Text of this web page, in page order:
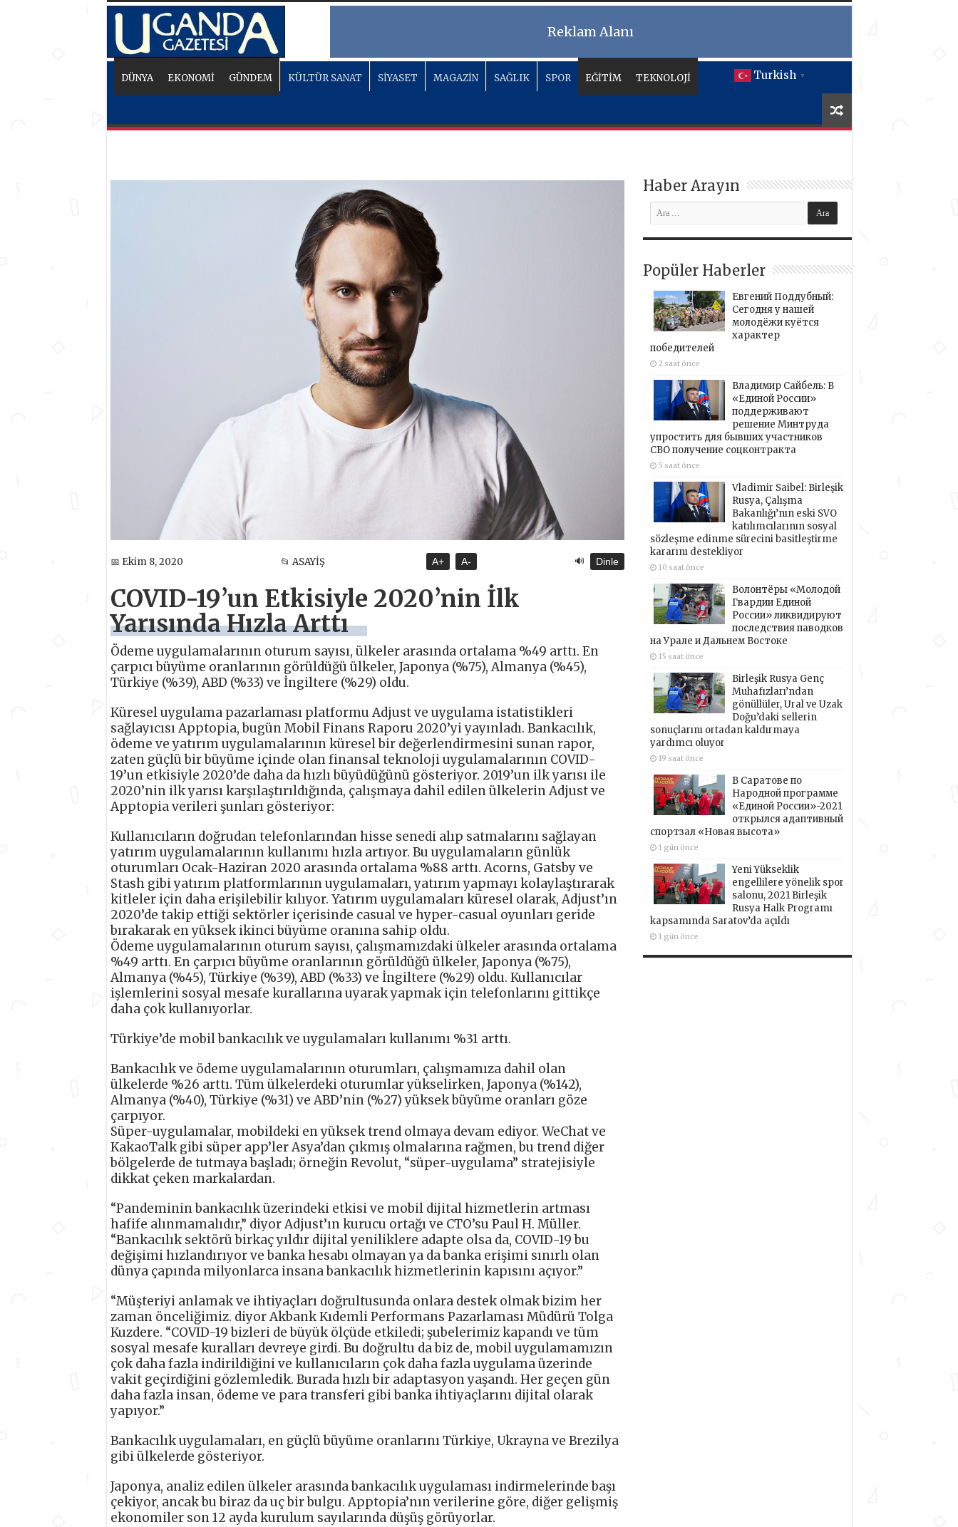
Reklam Alanı
Turkish ▼
DÜNYA EKONOMİ GÜNDEM KÜLTÜR SANAT SİYASET MAGAZİN SAĞLIK SPOR EĞİTİM TEKNOLOJİ
📅 Ekim 8, 2020 📂 ASAYİŞ A+ A- 🔊 Dinle
COVID-19’un Etkisiyle 2020’nin İlk
Yarısında Hızla Arttı
Ödeme uygulamalarının oturum sayısı, ülkeler arasında ortalama %49 arttı. En
çarpıcı büyüme oranlarının görüldüğü ülkeler, Japonya (%75), Almanya (%45),
Türkiye (%39), ABD (%33) ve İngiltere (%29) oldu.
Küresel uygulama pazarlaması platformu Adjust ve uygulama istatistikleri
sağlayıcısı Apptopia, bugün Mobil Finans Raporu 2020’yi yayınladı. Bankacılık,
ödeme ve yatırım uygulamalarının küresel bir değerlendirmesini sunan rapor,
zaten güçlü bir büyüme içinde olan finansal teknoloji uygulamalarının COVID-
19’un etkisiyle 2020’de daha da hızlı büyüdüğünü gösteriyor. 2019’un ilk yarısı ile
2020’nin ilk yarısı karşılaştırıldığında, çalışmaya dahil edilen ülkelerin Adjust ve
Apptopia verileri şunları gösteriyor:
Kullanıcıların doğrudan telefonlarından hisse senedi alıp satmalarını sağlayan
yatırım uygulamalarının kullanımı hızla artıyor. Bu uygulamaların günlük
oturumları Ocak-Haziran 2020 arasında ortalama %88 arttı. Acorns, Gatsby ve
Stash gibi yatırım platformlarının uygulamaları, yatırım yapmayı kolaylaştırarak
kitleler için daha erişilebilir kılıyor. Yatırım uygulamaları küresel olarak, Adjust’ın
2020’de takip ettiği sektörler içerisinde casual ve hyper-casual oyunları geride
bırakarak en yüksek ikinci büyüme oranına sahip oldu.
Ödeme uygulamalarının oturum sayısı, çalışmamızdaki ülkeler arasında ortalama
%49 arttı. En çarpıcı büyüme oranlarının görüldüğü ülkeler, Japonya (%75),
Almanya (%45), Türkiye (%39), ABD (%33) ve İngiltere (%29) oldu. Kullanıcılar
işlemlerini sosyal mesafe kurallarına uyarak yapmak için telefonlarını gittikçe
daha çok kullanıyorlar.
Türkiye’de mobil bankacılık ve uygulamaları kullanımı %31 arttı.
Bankacılık ve ödeme uygulamalarının oturumları, çalışmamıza dahil olan
ülkelerde %26 arttı. Tüm ülkelerdeki oturumlar yükselirken, Japonya (%142),
Almanya (%40), Türkiye (%31) ve ABD’nin (%27) yüksek büyüme oranları göze
çarpıyor.
Süper-uygulamalar, mobildeki en yüksek trend olmaya devam ediyor. WeChat ve
KakaoTalk gibi süper app’ler Asya’dan çıkmış olmalarına rağmen, bu trend diğer
bölgelerde de tutmaya başladı; örneğin Revolut, “süper-uygulama” stratejisiyle
dikkat çeken markalardan.
“Pandeminin bankacılık üzerindeki etkisi ve mobil dijital hizmetlerin artması
hafife alınmamalıdır,” diyor Adjust’ın kurucu ortağı ve CTO’su Paul H. Müller.
“Bankacılık sektörü birkaç yıldır dijital yeniliklere adapte olsa da, COVID-19 bu
değişimi hızlandırıyor ve banka hesabı olmayan ya da banka erişimi sınırlı olan
dünya çapında milyonlarca insana bankacılık hizmetlerinin kapısını açıyor.”
“Müşteriyi anlamak ve ihtiyaçları doğrultusunda onlara destek olmak bizim her
zaman önceliğimiz. diyor Akbank Kıdemli Performans Pazarlaması Müdürü Tolga
Kuzdere. “COVID-19 bizleri de büyük ölçüde etkiledi; şubelerimiz kapandı ve tüm
sosyal mesafe kuralları devreye girdi. Bu doğrultu da biz de, mobil uygulamamızın
çok daha fazla indirildiğini ve kullanıcıların çok daha fazla uygulama üzerinde
vakit geçirdiğini gözlemledik. Burada hızlı bir adaptasyon yaşandı. Her geçen gün
daha fazla insan, ödeme ve para transferi gibi banka ihtiyaçlarını dijital olarak
yapıyor.”
Bankacılık uygulamaları, en güçlü büyüme oranlarını Türkiye, Ukrayna ve Brezilya
gibi ülkelerde gösteriyor.
Japonya, analiz edilen ülkeler arasında bankacılık uygulaması indirmelerinde başı
çekiyor, ancak bu biraz da uç bir bulgu. Apptopia’nın verilerine göre, diğer gelişmiş
ekonomiler son 12 ayda kurulum sayılarında düşüş görüyorlar.
Haber Arayın
Popüler Haberler
Евгений Поддубный:
Сегодня у нашей
молодёжи куётся
характер
победителей
2 saat önce
Владимир Сайбель: В
«Единой России»
поддерживают
решение Минтруда
упростить для бывших участников
СВО получение соцконтракта
5 saat önce
Vladimir Saibel: Birleşik
Rusya, Çalışma
Bakanlığı’nın eski SVO
katılımcılarının sosyal
sözleşme edinme sürecini basitleştirme
kararını destekliyor
10 saat önce
Волонтёры «Молодой
Гвардии Единой
России» ликвидируют
последствия паводков
на Урале и Дальнем Востоке
15 saat önce
Birleşik Rusya Genç
Muhafızları’ndan
gönüllüler, Ural ve Uzak
Doğu’daki sellerin
sonuçlarını ortadan kaldırmaya
yardımcı oluyor
19 saat önce
В Саратове по
Народной программе
«Единой России»-2021
открылся адаптивный
спортзал «Новая высота»
1 gün önce
Yeni Yükseklik
engellilere yönelik spor
salonu, 2021 Birleşik
Rusya Halk Programı
kapsamında Saratov’da açıldı
1 gün önce